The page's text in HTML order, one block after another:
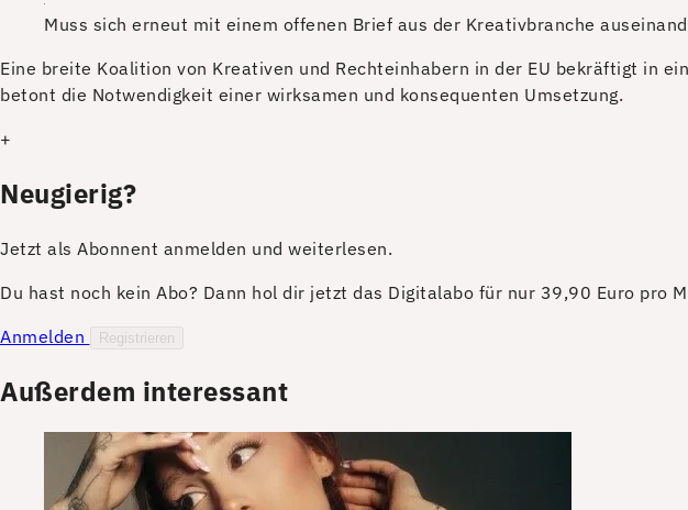
Muss sich erneut mit einem offenen Brief aus der Kreativbranche
Eine breite Koalition von Kreativen und Rechteinhabern in der EU bekräftigt in
betont die Notwendigkeit einer wirksamen und konsequenten Umsetzung.
+
Neugierig?
Jetzt als Abonnent anmelden und weiterlesen.
Du hast noch kein Abo? Dann hol dir jetzt das Digitalabo für nur 39,90 Euro pro
Anmelden
Registrieren
Außerdem interessant